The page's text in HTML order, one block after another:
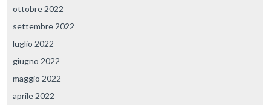
ottobre 2022
settembre 2022
luglio 2022
giugno 2022
maggio 2022
aprile 2022